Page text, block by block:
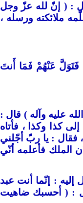
: ( إنّ لله عزّ وجل
ملائكته ورسله ،
فَتَوَلَّ عَنْهُمْ فَمَا أَنتَ
عليه وآله ) قال :
كذا وكذا ، فأتاه
فقال : يا ربّ أجّلني
الملك فأعلمه أنّي
: إنّما أنت عبد
: ( أحسبك ضاهيت